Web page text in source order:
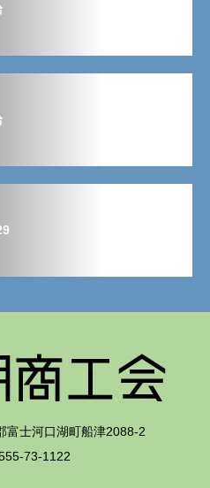
富士河口湖町船津2088-2
73-1122